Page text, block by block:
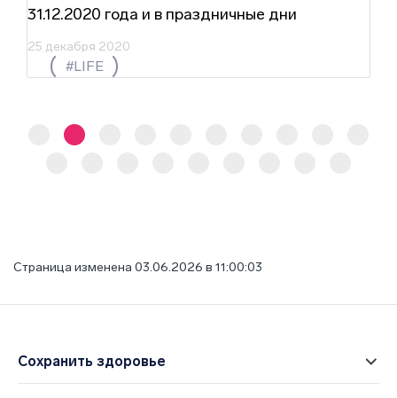
31.12.2020 года и в праздничные дни
25 декабря 2020
#LIFE
Страница изменена 03.06.2026 в 11:00:03
Сохранить здоровье